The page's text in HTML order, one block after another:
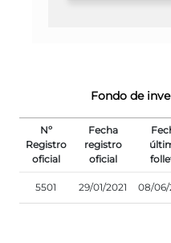
Fondo de
Nº
Registro
oficial
Fecha
registro
oficial
5501 29/01/2021 08/06/